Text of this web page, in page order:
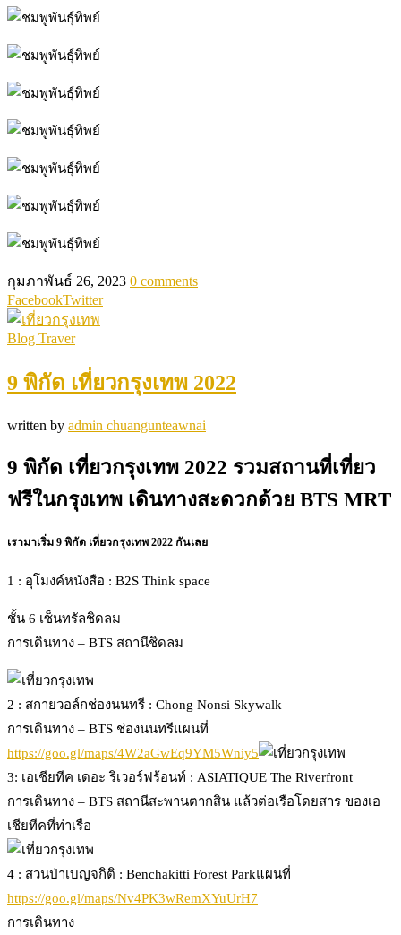
กุมภาพันธ์ 26, 2023 0 comments
FacebookTwitter
Blog Traver
9 พิกัด เที่ยวกรุงเทพ 2022
written by admin chuangunteawnai
9 พิกัด เที่ยวกรุงเทพ 2022 รวมสถานที่เที่ยว
ฟรีในกรุงเทพ เดินทางสะดวกด้วย BTS MRT
เรามาเริ่ม 9 พิกัด เที่ยวกรุงเทพ 2022 กันเลย
1 : อุโมงค์หนังสือ : B2S Think space
ชั้น 6 เซ็นทรัลชิดลม
การเดินทาง – BTS สถานีชิดลม
2 : สกายวอล์กช่องนนทรี : Chong Nonsi Skywalk
การเดินทาง – BTS ช่องนนทรีแผนที่
https://goo.gl/maps/4W2aGwEq9YM5Wniy5
3: เอเชียทีค เดอะ ริเวอร์ฟร้อนท์ : ASIATIQUE The Riverfront
การเดินทาง – BTS สถานีสะพานตากสิน แล้วต่อเรือโดยสาร ของเอ
เชียทีคที่ท่าเรือ
4 : สวนป่าเบญจกิติ : Benchakitti Forest Parkแผนที่
https://goo.gl/maps/Nv4PK3wRemXYuUrH7
การเดินทาง